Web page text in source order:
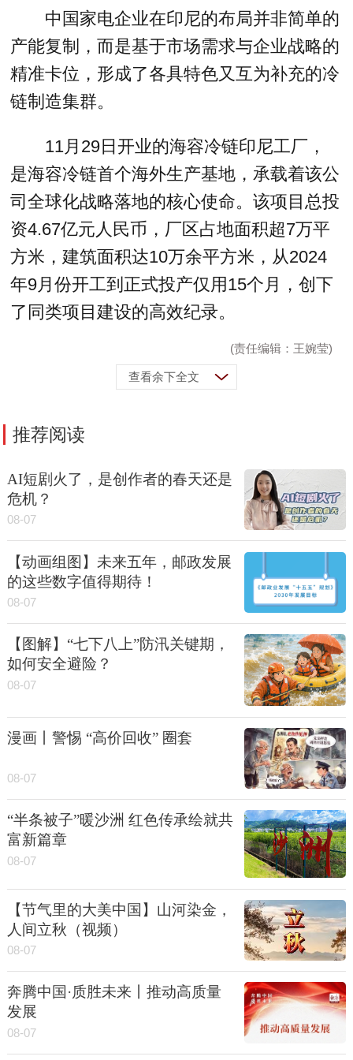
中国家电企业在印尼的布局并非简单的
产能复制，而是基于市场需求与企业战略的
精准卡位，形成了各具特色又互为补充的冷
链制造集群。
11月29日开业的海容冷链印尼工厂，
是海容冷链首个海外生产基地，承载着该公
司全球化战略落地的核心使命。该项目总投
资4.67亿元人民币，厂区占地面积超7万平
方米，建筑面积达10万余平方米，从2024
年9月份开工到正式投产仅用15个月，创下
了同类项目建设的高效纪录。
(责任编辑：王婉莹)
查看余下全文
推荐阅读
AI短剧火了，是创作者的春天还是
危机？
08-07
【动画组图】未来五年，邮政发展
的这些数字值得期待！
08-07
【图解】“七下八上”防汛关键期，
如何安全避险？
08-07
漫画丨警惕 “高价回收” 圈套
08-07
“半条被子”暖沙洲 红色传承绘就共
富新篇章
08-07
【节气里的大美中国】山河染金，
人间立秋（视频）
08-07
奔腾中国·质胜未来丨推动高质量
发展
08-07